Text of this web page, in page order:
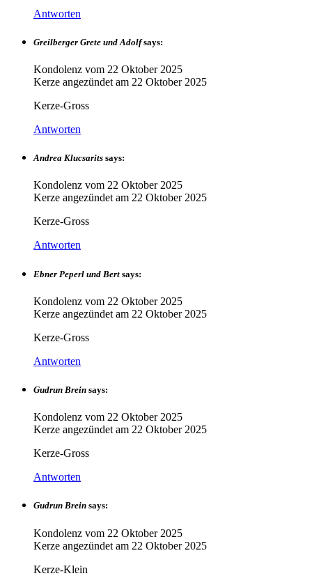
Antworten
Greilberger Grete und Adolf says:
Kondolenz vom 22 Oktober 2025
Kerze angezündet am 22 Oktober 2025
Kerze-Gross
Antworten
Andrea Klucsarits says:
Kondolenz vom 22 Oktober 2025
Kerze angezündet am 22 Oktober 2025
Kerze-Gross
Antworten
Ebner Peperl und Bert says:
Kondolenz vom 22 Oktober 2025
Kerze angezündet am 22 Oktober 2025
Kerze-Gross
Antworten
Gudrun Brein says:
Kondolenz vom 22 Oktober 2025
Kerze angezündet am 22 Oktober 2025
Kerze-Gross
Antworten
Gudrun Brein says:
Kondolenz vom 22 Oktober 2025
Kerze angezündet am 22 Oktober 2025
Kerze-Klein